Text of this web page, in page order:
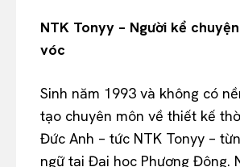
NTK Tonyy – Người kể
vóc
Sinh năm 1993 và không có
tạo chuyên môn về thiết kế
Đức Anh – tức NTK Tonyy –
ngữ tại Đại học Phương Đông.